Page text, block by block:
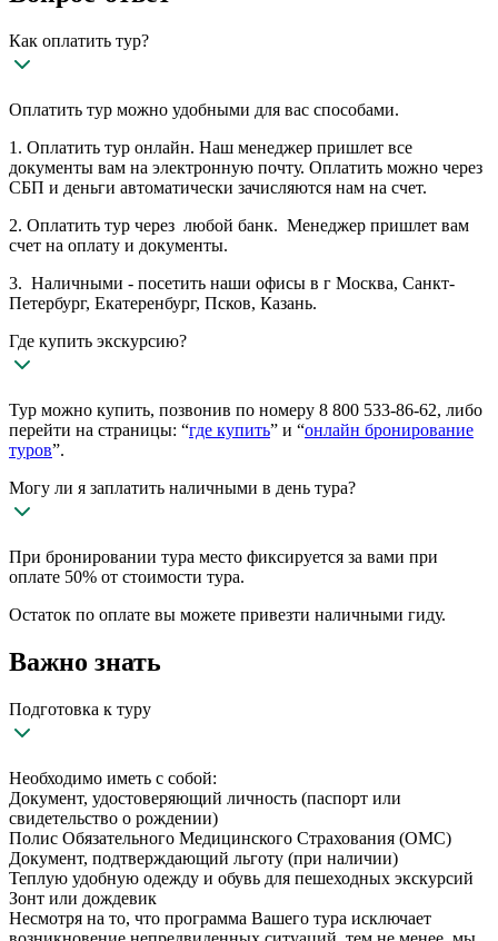
Как оплатить тур?
Оплатить тур можно удобными для вас способами.
1. Оплатить тур онлайн. Наш менеджер пришлет все
документы вам на электронную почту. Оплатить можно через
СБП и деньги автоматически зачисляются нам на счет.
2. Оплатить тур через любой банк. Менеджер пришлет вам
счет на оплату и документы.
3. Наличными - посетить наши офисы в г Москва, Санкт-
Петербург, Екатеренбург, Псков, Казань.
Где купить экскурсию?
Тур можно купить, позвонив по номеру 8 800 533-86-62, либо
перейти на страницы: “где купить” и “онлайн бронирование
туров”.
Могу ли я заплатить наличными в день тура?
При бронировании тура место фиксируется за вами при
оплате 50% от стоимости тура.
Остаток по оплате вы можете привезти наличными гиду.
Важно знать
Подготовка к туру
Необходимо иметь с собой:
Документ, удостоверяющий личность (паспорт или
свидетельство о рождении)
Полис Обязательного Медицинского Страхования (ОМС)
Документ, подтверждающий льготу (при наличии)
Теплую удобную одежду и обувь для пешеходных экскурсий
Зонт или дождевик
Несмотря на то, что программа Вашего тура исключает